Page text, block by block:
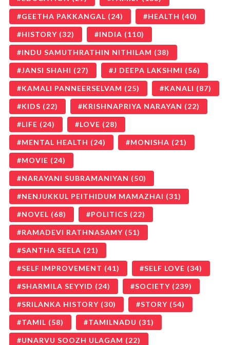
GEETHA PAKKANGAL (24) HEALTH (40)
HISTORY (32) INDIA (110)
INDU SAMUTHRATHIN NITHILAM (38)
JANSI SHAHI (27) J DEEPA LAKSHMI (56)
KAMALI PANNEERSELVAM (25) KANALI (87)
KIDS (22) KRISHNAPRIYA NARAYAN (22)
LIFE (24) LOVE (28)
MENTAL HEALTH (24) MONISHA (21)
MOVIE (24)
NARAYANI SUBRAMANIYAN (50)
NENJUKKUL PEITHIDUM MAMAZHAI (31)
NOVEL (68) POLITICS (22)
RAMADEVI RATHNASAMY (51)
SANTHA SEELA (21)
SELF IMPROVEMENT (41) SELF LOVE (34)
SHARMILA SEYYID (24) SOCIETY (239)
SRILANKA HISTORY (30) STORY (54)
TAMIL (58) TAMILNADU (31)
UNARVU SOOZH ULAGAM (22)